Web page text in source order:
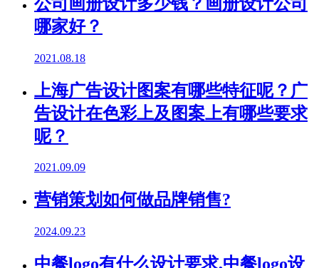
哪家好？
2021.08.18
上海广告设计图案有哪些特征呢？广
告设计在色彩上及图案上有哪些要求
呢？
2021.09.09
营销策划如何做品牌销售?
2024.09.23
中餐logo有什么设计要求,中餐logo设